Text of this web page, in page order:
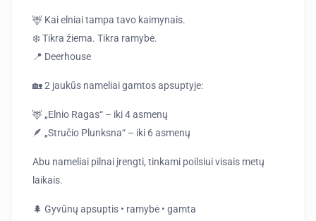
🦌 Kai elniai tampa tavo kaimynais.
❄️ Tikra žiema. Tikra ramybė.
📍 Deerhouse
🏡 2 jaukūs nameliai gamtos apsuptyje:
🦌 „Elnio Ragas“ – iki 4 asmenų
🪶 „Stručio Plunksna“ – iki 6 asmenų
Abu nameliai pilnai įrengti, tinkami poilsiui visais metų
laikais.
🌲 Gyvūnų apsuptis • ramybė • gamta